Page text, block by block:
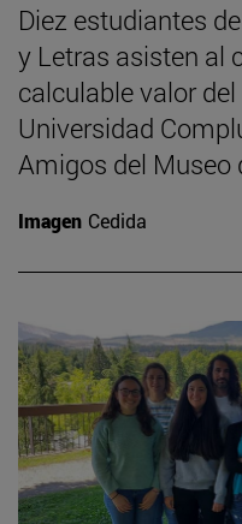
Diez estudiantes
y Letras asisten al
calculable valor
Universidad
Amigos del Museo
Imagen Cedida